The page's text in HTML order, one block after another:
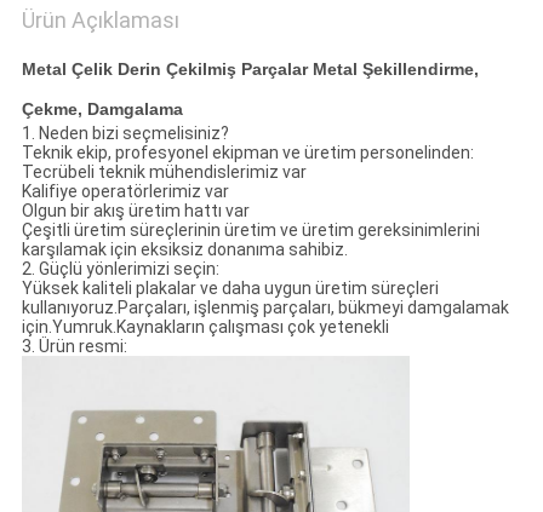
Ürün Açıklaması
Metal Çelik Derin Çekilmiş Parçalar Metal Şekillendirme,
Çekme, Damgalama
1. Neden bizi seçmelisiniz?
Teknik ekip, profesyonel ekipman ve üretim personelinden:
Tecrübeli teknik mühendislerimiz var
Kalifiye operatörlerimiz var
Olgun bir akış üretim hattı var
Çeşitli üretim süreçlerinin üretim ve üretim gereksinimlerini
karşılamak için eksiksiz donanıma sahibiz.
2. Güçlü yönlerimizi seçin:
Yüksek kaliteli plakalar ve daha uygun üretim süreçleri
kullanıyoruz.Parçaları, işlenmiş parçaları, bükmeyi damgalamak
için.Yumruk.Kaynakların çalışması çok yetenekli
3. Ürün resmi: